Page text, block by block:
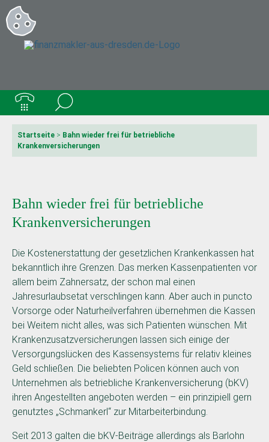
Startseite > Bahn wieder frei für betriebliche
Krankenversicherungen
Bahn wieder frei für betriebliche
Krankenversicherungen
Die Kostenerstattung der gesetzlichen Krankenkassen hat
bekanntlich ihre Grenzen. Das merken Kassenpatienten vor
allem beim Zahnersatz, der schon mal einen
Jahresurlaubsetat verschlingen kann. Aber auch in puncto
Vorsorge oder Naturheilverfahren übernehmen die Kassen
bei Weitem nicht alles, was sich Patienten wünschen. Mit
Krankenzusatzversicherungen lassen sich einige der
Versorgungslücken des Kassensystems für relativ kleines
Geld schließen. Die beliebten Policen können auch von
Unternehmen als betriebliche Krankenversicherung (bKV)
ihren Angestellten angeboten werden – ein prinzipiell gern
genutztes „Schmankerl“ zur Mitarbeiterbindung.
Seit 2013 galten die bKV-Beiträge allerdings als Barlohn